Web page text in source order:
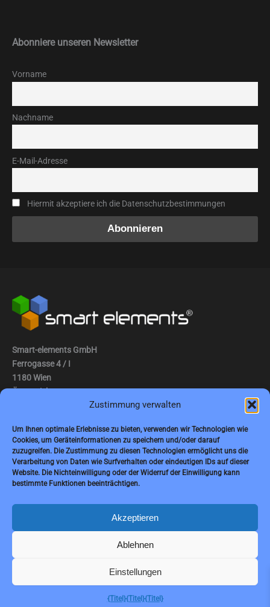
Zustimmung verwalten
Um Ihnen optimale Erlebnisse zu bieten, verwenden wir Technologien wie
Cookies, um Geräteinformationen zu speichern und/oder darauf
zuzugreifen. Die Zustimmung zu diesen Technologien ermöglicht uns die
Verarbeitung von Daten wie Surfverhalten oder eindeutigen IDs auf dieser
Website. Die Nichteinwilligung oder der Widerruf der Einwilligung kann
bestimmte Funktionen beeinträchtigen.
Akzeptieren
Ablehnen
Einstellungen
{Titel}{Titel}{Titel}
Abonniere unseren Newsletter
Vorname
Nachname
E-Mail-Adresse
Hiermit akzeptiere ich die Datenschutzbestimmungen
Smart-elements GmbH
Ferrogasse 4 / I
1180 Wien
Österreich
Fax: (0043) 1 2936882 -15
E-Mail:jbauer@smart-elements.com
Geschäftsführer: Mag. Jürgen Bauer
Copyright © 2026 Smart-Elements